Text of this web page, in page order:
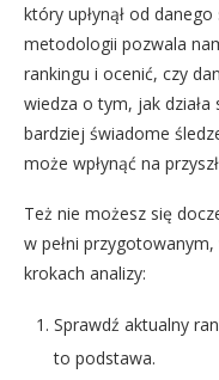
który upłynął od
metodologii pozwala
rankingu i ocenić, czy
wiedza o tym, jak
bardziej świadome
może wpłynąć na
Też nie możesz się
w pełni
krokach analizy:
Sprawdź aktualny
to podstawa.